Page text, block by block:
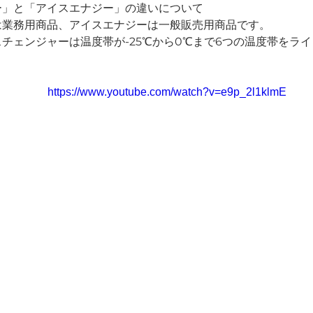
と「アイスエナジー」の違いについて
務用商品、アイスエナジーは一般販売用商品です。
ェンジャーは温度帯が-25℃から0℃まで6つの温度帯をラ
https://www.youtube.com/watch?v=e9p_2l1klmE